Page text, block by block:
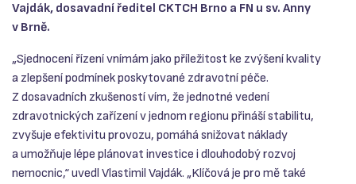
Vajdák, dosavadní ředitel CKTCH Brno a FN u sv. Anny
v Brně.
„Sjednocení řízení vnímám jako příležitost ke zvýšení kvality
a zlepšení podmínek poskytované zdravotní péče.
Z dosavadních zkušeností vím, že jednotné vedení
zdravotnických zařízení v jednom regionu přináší stabilitu,
zvyšuje efektivitu provozu, pomáhá snižovat náklady
a umožňuje lépe plánovat investice i dlouhodobý rozvoj
nemocnic,“ uvedl Vlastimil Vajdák. „Klíčová je pro mě také